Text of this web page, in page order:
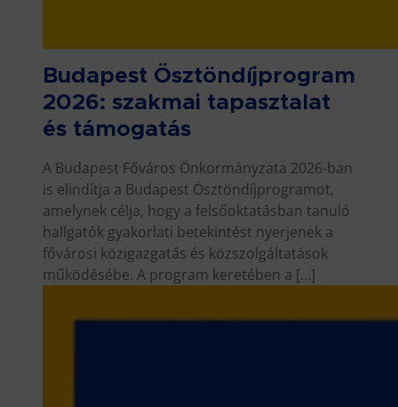
Budapest Ösztöndíjprogram
2026: szakmai tapasztalat
és támogatás
A Budapest Főváros Önkormányzata 2026-ban
is elindítja a Budapest Ösztöndíjprogramot,
amelynek célja, hogy a felsőoktatásban tanuló
hallgatók gyakorlati betekintést nyerjenek a
fővárosi közigazgatás és közszolgáltatások
működésébe. A program keretében a […]